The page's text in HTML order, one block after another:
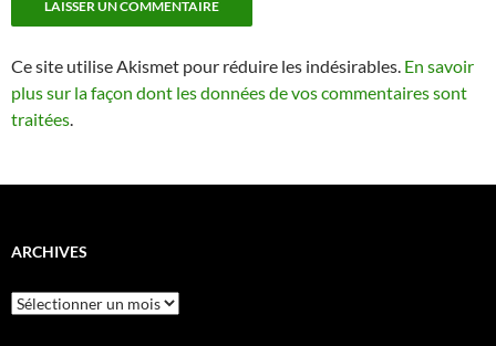
Ce site utilise Akismet pour réduire les indésirables. En savoir
plus sur la façon dont les données de vos commentaires sont
traitées.
ARCHIVES
Archives